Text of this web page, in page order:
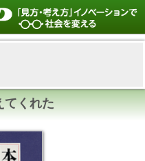
てくれた